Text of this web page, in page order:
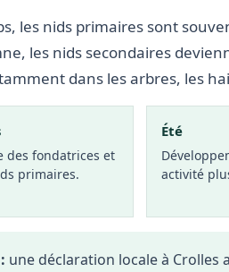
les nids primaires sont
les nids secondaires
dans les arbres, les
des fondatrices et
primaires.
Été
activité
une déclaration locale à